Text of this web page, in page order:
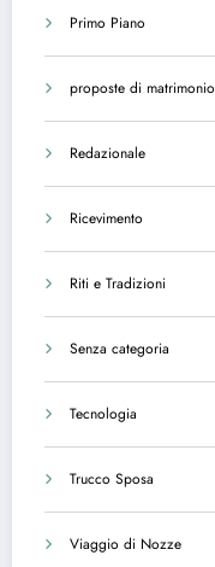
Primo Piano
proposte di matrimonio
Redazionale
Ricevimento
Riti e Tradizioni
Senza categoria
Tecnologia
Trucco Sposa
Viaggio di Nozze